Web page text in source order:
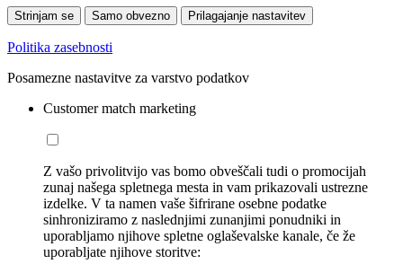
Strinjam se Samo obvezno Prilagajanje nastavitev
Politika zasebnosti
Posamezne nastavitve za varstvo podatkov
Customer match marketing
Z vašo privolitvijo vas bomo obveščali tudi o promocijah
zunaj našega spletnega mesta in vam prikazovali ustrezne
izdelke. V ta namen vaše šifrirane osebne podatke
sinhroniziramo z naslednjimi zunanjimi ponudniki in
uporabljamo njihove spletne oglaševalske kanale, če že
uporabljate njihove storitve: